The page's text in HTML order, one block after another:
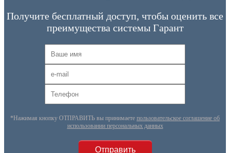
Получите бесплатный доступ, чтобы оценить все
преимущества системы Гарант
*Нажимая кнопку ОТПРАВИТЬ вы принимаете пользовательское соглашение об
использовании персональных данных